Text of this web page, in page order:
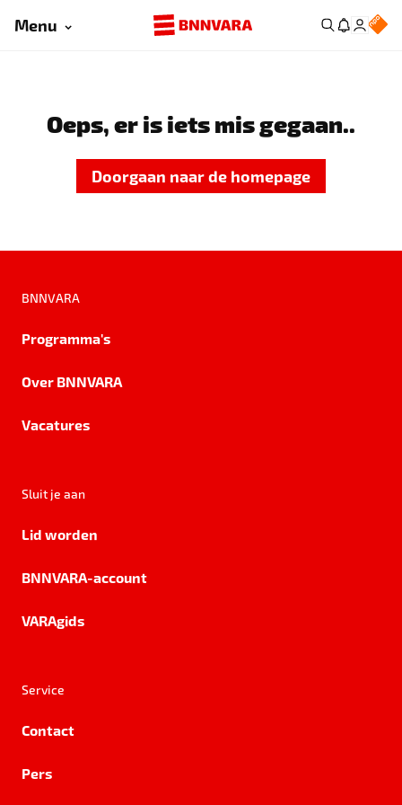
Menu
Oeps, er is iets mis gegaan..
Doorgaan naar de homepage
BNNVARA
Programma's
Over BNNVARA
Vacatures
Sluit je aan
Lid worden
BNNVARA-account
VARAgids
Service
Contact
Pers